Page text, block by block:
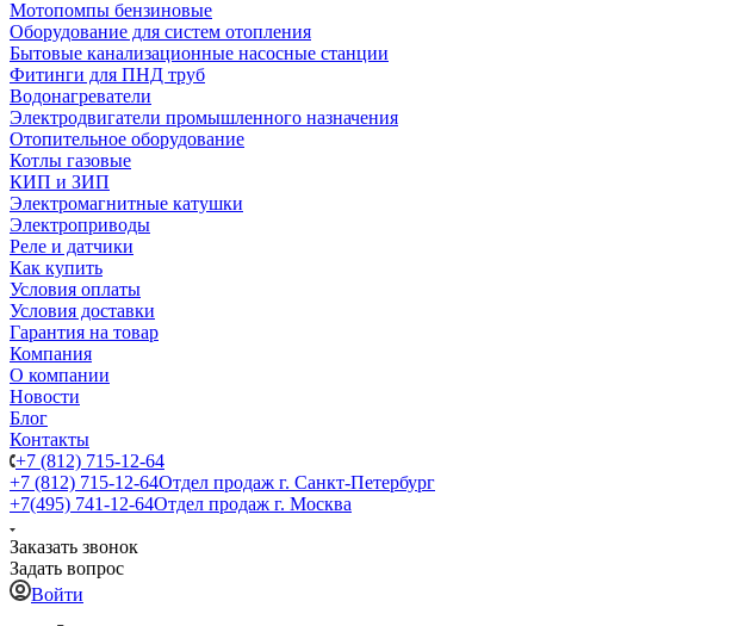
Мотопомпы бензиновые
Оборудование для систем отопления
Бытовые канализационные насосные станции
Фитинги для ПНД труб
Водонагреватели
Электродвигатели промышленного назначения
Отопительное оборудование
Котлы газовые
КИП и ЗИП
Электромагнитные катушки
Электроприводы
Реле и датчики
Как купить
Условия оплаты
Условия доставки
Гарантия на товар
Компания
О компании
Новости
Блог
Контакты
+7 (812) 715-12-64
+7 (812) 715-12-64Отдел продаж г. Санкт-Петербург
+7(495) 741-12-64Отдел продаж г. Москва
Заказать звонок
Задать вопрос
Войти